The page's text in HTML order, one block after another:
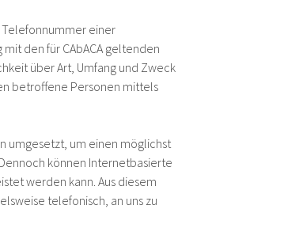
Telefonnummer einer
den für CAbACA geltenden
über Art, Umfang und Zweck
betroffene Personen mittels
umgesetzt, um einen möglichst
können Internetbasierte
werden kann. Aus diesem
telefonisch, an uns zu